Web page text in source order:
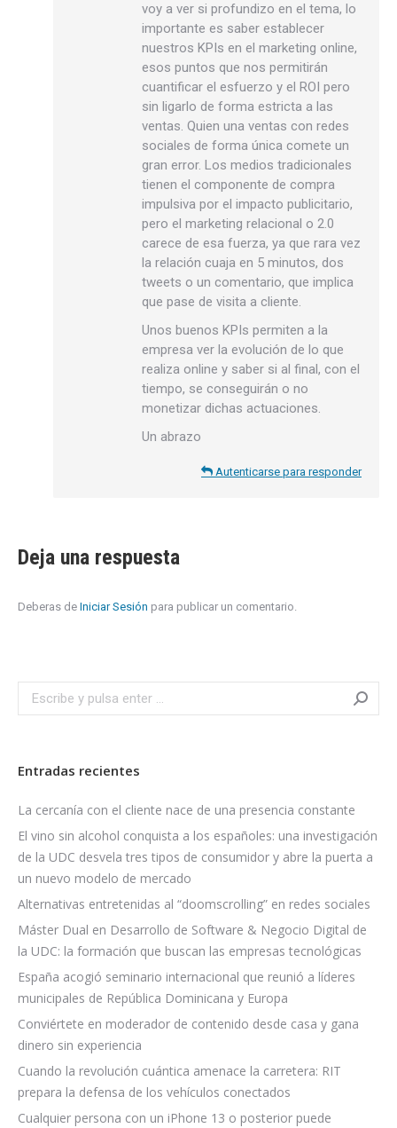
voy a ver si profundizo en el tema, lo
importante es saber establecer
nuestros KPIs en el marketing online,
esos puntos que nos permitirán
cuantificar el esfuerzo y el ROI pero
sin ligarlo de forma estricta a las
ventas. Quien una ventas con redes
sociales de forma única comete un
gran error. Los medios tradicionales
tienen el componente de compra
impulsiva por el impacto publicitario,
pero el marketing relacional o 2.0
carece de esa fuerza, ya que rara vez
la relación cuaja en 5 minutos, dos
tweets o un comentario, que implica
que pase de visita a cliente.
Unos buenos KPIs permiten a la
empresa ver la evolución de lo que
realiza online y saber si al final, con el
tiempo, se conseguirán o no
monetizar dichas actuaciones.
Un abrazo
Autenticarse para responder
Deja una respuesta
Deberas de Iniciar Sesión para publicar un comentario.
Search:
Entradas recientes
La cercanía con el cliente nace de una presencia constante
El vino sin alcohol conquista a los españoles: una investigación
de la UDC desvela tres tipos de consumidor y abre la puerta a
un nuevo modelo de mercado
Alternativas entretenidas al “doomscrolling” en redes sociales
Máster Dual en Desarrollo de Software & Negocio Digital de
la UDC: la formación que buscan las empresas tecnológicas
España acogió seminario internacional que reunió a líderes
municipales de República Dominicana y Europa
Conviértete en moderador de contenido desde casa y gana
dinero sin experiencia
Cuando la revolución cuántica amenace la carretera: RIT
prepara la defensa de los vehículos conectados
Cualquier persona con un iPhone 13 o posterior puede